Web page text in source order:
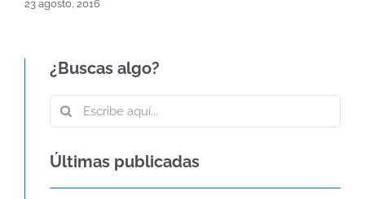
23 agosto, 2016
¿Buscas algo?
Buscar:
Últimas publicadas
VENECIA – CARTA
INTERNACIONAL SOBRE LA
CONSERVACIÓN Y LA